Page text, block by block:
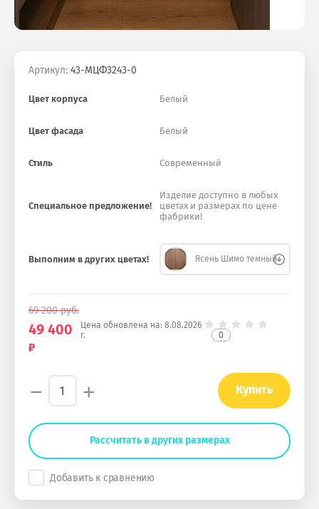
Артикул: 43-МЦФ3243-0
Цвет корпуса Белый
Цвет фасада Белый
Стиль Современный
Специальное предложение!
Изделие доступно в любых
цветах и размерах по цене
фабрики!
Выполним в других цветах! Ясень Шимо темный
69 200руб.
49 400 Цена обновлена на:8.08.2026
г.
0
− + Купить
Рассчитать в других размерах
Добавить к сравнению